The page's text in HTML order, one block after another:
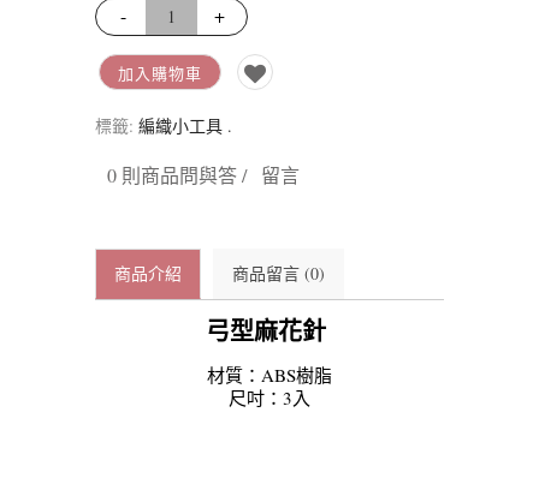
- +
加入購物車
標籤: 編織小工具 .
0 則商品問與答 / 留言
商品介紹 商品留言 (0)
弓型麻花針
材質：ABS樹脂
尺吋：3入